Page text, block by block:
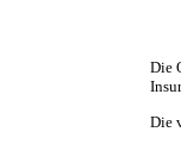
Die
Die